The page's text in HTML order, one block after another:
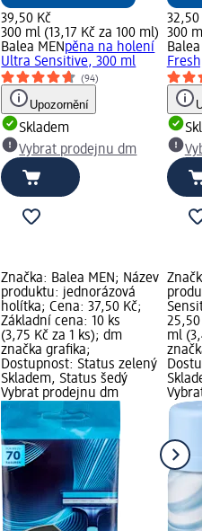
39,50 Kč
300 ml (13,17 Kč za 100 ml)
Balea MENpěna na holení
Ultra Sensitive, 300 ml
(94)
Upozornění
Skladem
Vybrat prodejnu dm
32,50 Kč
300 ml
Balea
Fresh,
Značka: Balea MEN; Název
produktu: jednorázová
holítka; Cena: 37,50 Kč;
Základní cena: 10 ks
(3,75 Kč za 1 ks); dm
značka grafika;
Dostupnost: Status zelený
Skladem, Status šedý
Vybrat prodejnu dm
Značka:
25,50
ml (3,40
značka
Vybrat